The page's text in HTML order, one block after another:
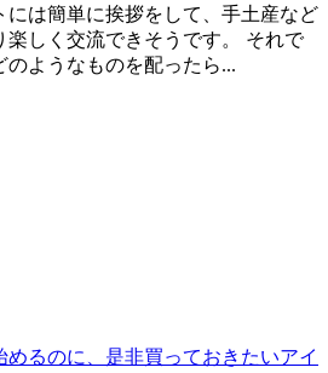
には簡単に挨拶をして、手土産など
楽しく交流できそうです。 それで
ようなものを配ったら...
めるのに、是非買っておきたいアイ